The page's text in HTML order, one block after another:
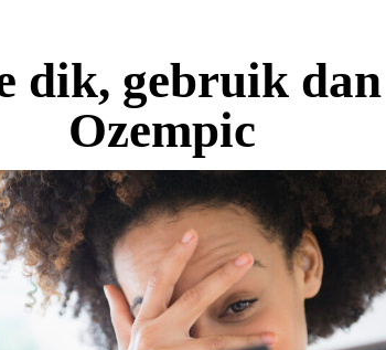
dik, gebruik dan
Ozempic